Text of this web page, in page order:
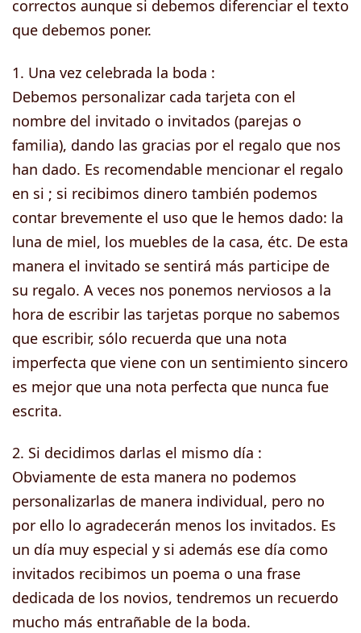
correctos aunque si debemos diferenciar el texto
que debemos poner.
1. Una vez celebrada la boda :
Debemos personalizar cada tarjeta con el
nombre del invitado o invitados (parejas o
familia), dando las gracias por el regalo que nos
han dado. Es recomendable mencionar el regalo
en si ; si recibimos dinero también podemos
contar brevemente el uso que le hemos dado: la
luna de miel, los muebles de la casa, étc. De esta
manera el invitado se sentirá más participe de
su regalo. A veces nos ponemos nerviosos a la
hora de escribir las tarjetas porque no sabemos
que escribir, sólo recuerda que una nota
imperfecta que viene con un sentimiento sincero
es mejor que una nota perfecta que nunca fue
escrita.
2. Si decidimos darlas el mismo día :
Obviamente de esta manera no podemos
personalizarlas de manera individual, pero no
por ello lo agradecerán menos los invitados. Es
un día muy especial y si además ese día como
invitados recibimos un poema o una frase
dedicada de los novios, tendremos un recuerdo
mucho más entrañable de la boda.